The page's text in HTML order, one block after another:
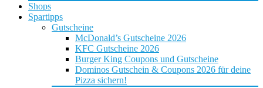
Shops
Spartipps
Gutscheine
McDonald’s Gutscheine 2026
KFC Gutscheine 2026
Burger King Coupons und Gutscheine
Dominos Gutschein & Coupons 2026 für deine
Pizza sichern!